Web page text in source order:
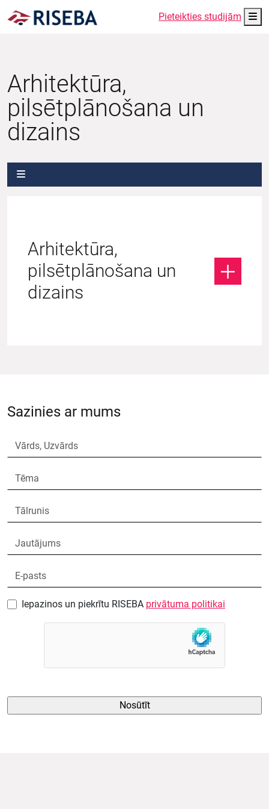
Pieteikties studijām
Arhitektūra,
pilsētplānošana un
dizains
Arhitektūra,
pilsētplānošana un
dizains
Sazinies ar mums
Iepazinos un piekrītu RISEBA privātuma politikai